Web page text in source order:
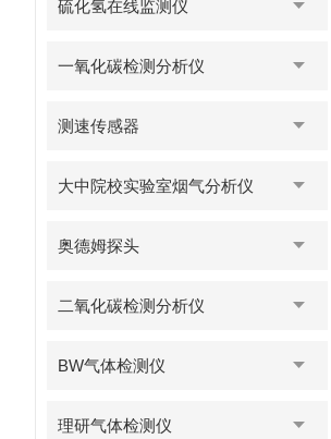
硫化氢在线监测仪
一氧化碳检测分析仪
测速传感器
大中院校实验室烟气分析仪
奥德姆探头
二氧化碳检测分析仪
BW气体检测仪
理研气体检测仪